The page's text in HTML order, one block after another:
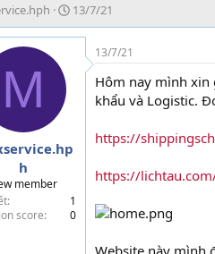
N
g
à
13/7/21
M
h
member
1
score
0
13/7/21
Hôm nay mình xin
khẩu và Logistic.
https://
https://
Website này mình